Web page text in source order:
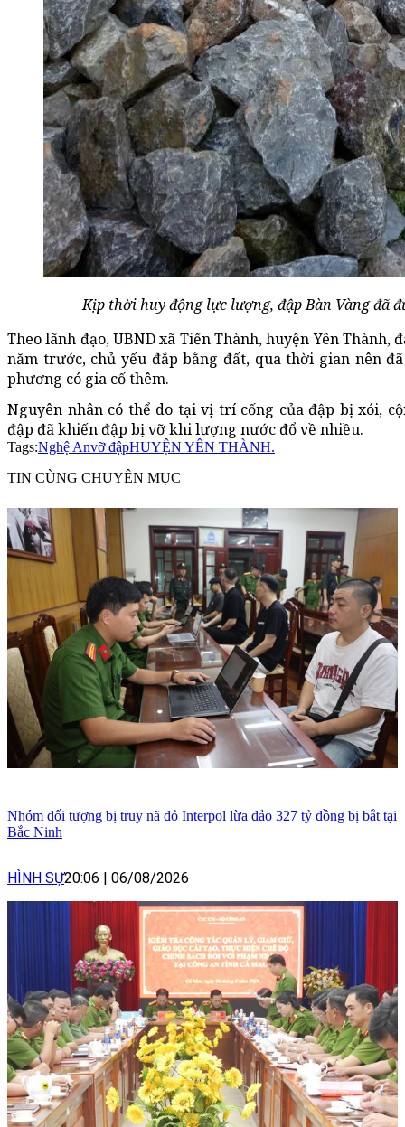
Kịp thời huy động lực lượng, đập Bàn Vàng đã
Theo lãnh đạo, UBND xã Tiến Thành, huyện Yên
năm trước, chủ yếu đắp bằng đất, qua thời gian nên
phương có gia cố thêm.
Nguyên nhân có thể do tại vị trí cống của đập bị xói,
đập đã khiến đập bị vỡ khi lượng nước đổ về nhiều.
Tags:Nghệ Anvỡ đậpHUYỆN YÊN THÀNH.
TIN CÙNG CHUYÊN MỤC
Nhóm đối tượng bị truy nã đỏ Interpol lừa đảo 327 tỷ đồng bị bắt tại
Bắc Ninh
HÌNH SỰ20:06 | 06/08/2026